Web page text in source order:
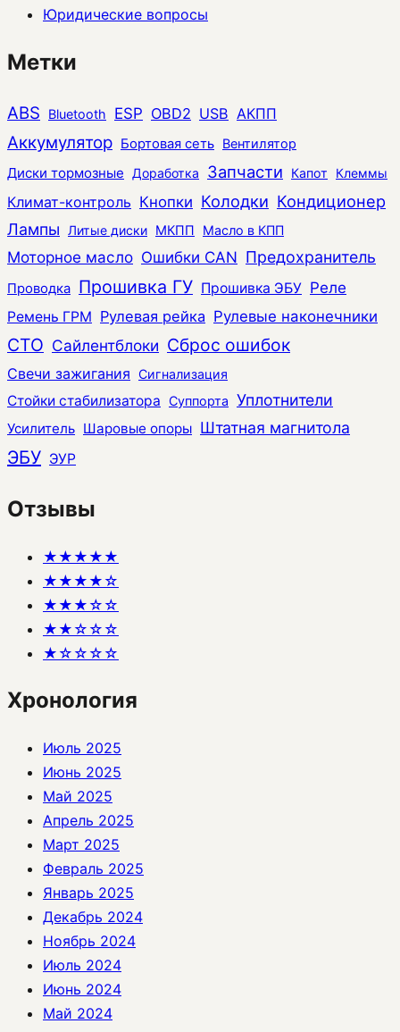
Юридические вопросы
Метки
ABS Bluetooth ESP OBD2 USB АКПП
Аккумулятор Бортовая сеть Вентилятор
Диски тормозные Доработка Запчасти Капот Клеммы
Климат-контроль Кнопки Колодки Кондиционер
Лампы Литые диски МКПП Масло в КПП
Моторное масло Ошибки CAN Предохранитель
Проводка Прошивка ГУ Прошивка ЭБУ Реле
Ремень ГРМ Рулевая рейка Рулевые наконечники
СТО Сайлентблоки Сброс ошибок
Свечи зажигания Сигнализация
Стойки стабилизатора Суппорта Уплотнители
Усилитель Шаровые опоры Штатная магнитола
ЭБУ ЭУР
Отзывы
★★★★★
★★★★☆
★★★☆☆
★★☆☆☆
★☆☆☆☆
Хронология
Июль 2025
Июнь 2025
Май 2025
Апрель 2025
Март 2025
Февраль 2025
Январь 2025
Декабрь 2024
Ноябрь 2024
Июль 2024
Июнь 2024
Май 2024